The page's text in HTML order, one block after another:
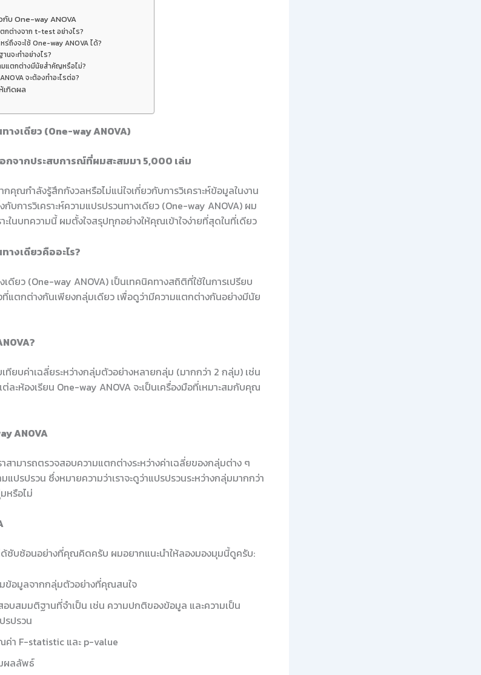
บ One-way ANOVA
กต่างจาก t-test อย่างไร?
ร่ถึงจะใช้ One-way ANOVA ได้?
นจะทำอย่างไร?
มแตกต่างมีนัยสำคัญหรือไม่?
จะต้องทำอะไรต่อ?
เกิดผล
างเดียว (One-way ANOVA)
กจากประสบการณ์ที่ผมสะสมมา 5,000 เล่ม
ณกำลังรู้สึกกังวลหรือไม่แน่ใจเกี่ยวกับการวิเคราะห์ข้อมูลในงาน
บการวิเคราะห์ความแปรปรวนทางเดียว (One-way ANOVA) ผม
ะในบทความนี้ ผมตั้งใจสรุปทุกอย่างให้คุณเข้าใจง่ายที่สุดในที่เดียว
างเดียวคืออะไร?
เดียว (One-way ANOVA) เป็นเทคนิคทางสถิติที่ใช้ในการเปรียบ
แตกต่างกันเพียงกลุ่มเดียว เพื่อดูว่ามีความแตกต่างกันอย่างมีนัย
ยบค่าเฉลี่ยระหว่างกลุ่มตัวอย่างหลายกลุ่ม (มากกว่า 2 กลุ่ม) เช่น
ละห้องเรียน One-way ANOVA จะเป็นเครื่องมือที่เหมาะสมกับคุณ
ANOVA
าสามารถตรวจสอบความแตกต่างระหว่างค่าเฉลี่ยของกลุ่มต่าง ๆ
แปรปรวน ซึ่งหมายความว่าเราจะดูว่าแปรปรวนระหว่างกลุ่มมากกว่า
หรือไม่
ด้ซับซ้อนอย่างที่คุณคิดครับ ผมอยากแนะนำให้ลองมองมุมนี้ดูครับ:
ข้อมูลจากกลุ่มตัวอย่างที่คุณสนใจ
อบสมมติฐานที่จำเป็น เช่น ความปกติของข้อมูล และความเป็น
รปรวน
ค่า F-statistic และ p-value
ผลลัพธ์